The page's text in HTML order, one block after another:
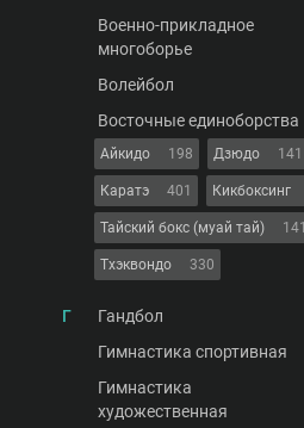
Военно-прикладное
многоборье
Волейбол
Восточные единоборства
Айкидо 198 Дзюдо 141
Каратэ 401 Кикбоксинг
Тайский бокс (муай тай) 141
Тхэквондо 330
Г Гандбол
Гимнастика спортивная
Гимнастика
художественная